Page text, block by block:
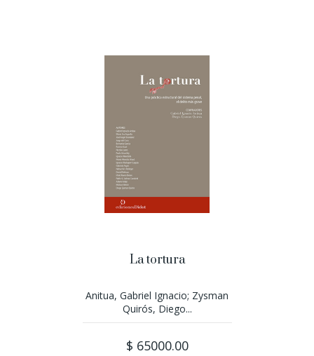
La tortura
Anitua, Gabriel Ignacio; Zysman
Quirós, Diego...
$ 65000.00